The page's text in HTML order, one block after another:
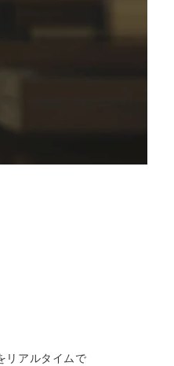
リアルタイムで